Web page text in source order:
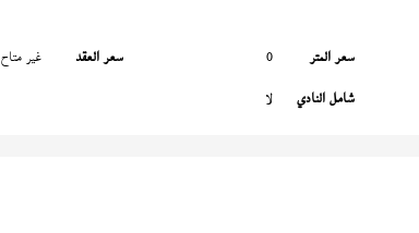
سعر المتر 0 سعر العقد
غير متاح
شامل النادي لا